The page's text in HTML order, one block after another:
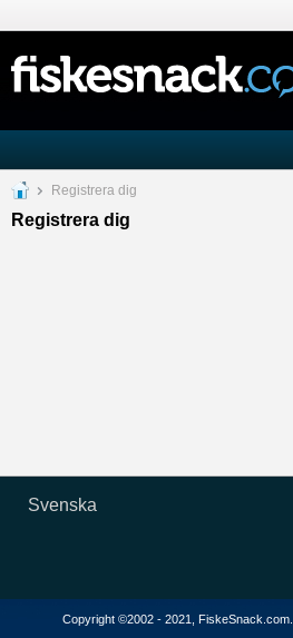
Registrera dig
Registrera dig
Svenska
Copyright ©2002 - 2021,